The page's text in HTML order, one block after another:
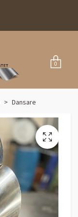
0
Dansare